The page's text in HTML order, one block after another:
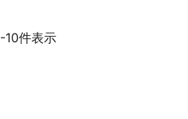
-10件表示